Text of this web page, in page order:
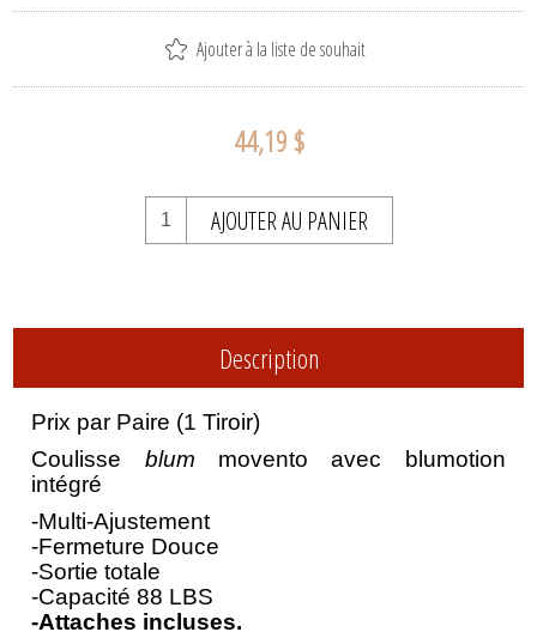
Ajouter à la liste de souhait
44,19 $
AJOUTER AU PANIER
Description
Prix par Paire (1 Tiroir)
Coulisse blum movento avec blumotion
intégré
-Multi-Ajustement
-Fermeture Douce
-Sortie totale
-Capacité 88 LBS
-Attaches incluses.